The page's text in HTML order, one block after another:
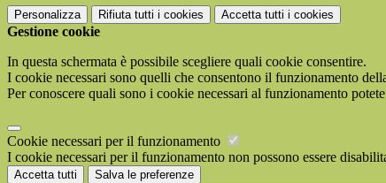
Personalizza Rifiuta tutti i cookies Accetta tutti i cookies
Gestione cookie
In questa schermata è possibile scegliere quali cookie consentire.
I cookie necessari sono quelli che consentono il funzionamento
Per conoscere quali sono i cookie necessari al funzionamento
Cookie necessari per il funzionamento
I cookie necessari per il funzionamento non possono essere
Accetta tutti Salva le preferenze